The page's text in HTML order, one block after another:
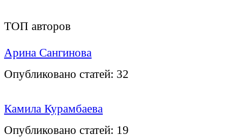
ТОП авторов
Арина Сангинова
Опубликовано статей: 32
Камила Курамбаева
Опубликовано статей: 19